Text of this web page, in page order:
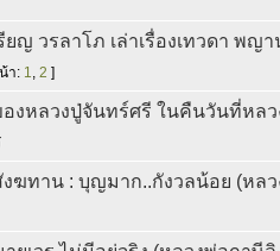
ยญ วรลาโภ เล่าเรื่องเทวดา พญ
า: 1, 2 ]
งหลวงปู่จันทร์ศรี ในคืนวันที่หล
ฆทาน : บุญมาก..กังวลน้อย (หล